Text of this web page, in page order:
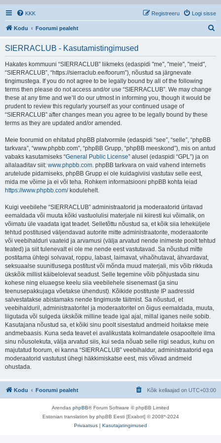
KKK Logi sisse
Registreeru
Kodu Foorumi pealeht
SIERRACLUB - Kasutamistingimused
Hakates kommuuni “SIERRACLUB” liikmeks (edaspidi "me", "meie", "meid",
“SIERRACLUB”, “https://sierraclub.ee/foorum”), nõustud sa järgnevate
tingimustega. If you do not agree to be legally bound by all of the following
terms then please do not access and/or use “SIERRACLUB”. We may change
these at any time and we’ll do our utmost in informing you, though it would be
prudent to review this regularly yourself as your continued usage of
“SIERRACLUB” after changes mean you agree to be legally bound by these
terms as they are updated and/or amended.
Meie foorumid on ehitatud phpBB platvormile (edaspidi “see”, “selle”, “phpBB
tarkvara”, “www.phpbb.com”, “phpBB Grupp, “phpBB meeskond”), mis on antud
vabaks kasutamiseks “General Public License” alusel (edaspidi “GPL”) ja on
allalaaditav siit: www.phpbb.com. phpBB tarkvara on vaid vahend internetis
arutelude pidamiseks, phpBB Grupp ei ole kuidagiviisi vastutav selle eest,
mida me võime ja ei või teha. Rohkem informatsiooni phpBB kohta leiad
https://www.phpbb.com/kodulehelt.
Kuigi veebilehe “SIERRACLUB” administraatorid ja moderaatorid üritavad
eemaldada või muuta kõiki vastuolulisi materjale nii kiiresti kui võimalik, on
võimatu üle vaadata igat teadet. Selletõttu nõustud sa, et kõik siia leheküljele
tehtud postitused väljendavad autorite mitte administraatorite, moderaatorite
või veebihalduri vaateid ja arvamusi (välja arvatud nende inimeste poolt tehtud
teated) ja siit tulenevalt ei ole me nende eest vastutavad. Sa nõustud mitte
postitama ühtegi solvavat, roppu, labast, laimavat, vihaõhutavat, ähvardavat,
seksuaalse suunitlusega postitust või mõnda muud materjali, mis võib rikkuda
ükskõik millist käibelolevat seadust. Selle tegemine võib põhjustada sinu
kohese ning eluaegse keelu siia veebilehele sisenemast (ja sinu
teenusepakkujaga võetakse ühendust). Kõikide postituste IP aadressid
salvestatakse abistamaks nende tingimuste täitmist. Sa nõustud, et
veebihalduril, administraatoritel ja moderaatoritel on õigus eemaldada, muuta,
liigutada või sulgeda ükskõik milline teade igal ajal, millal iganes neile sobib.
Kasutajana nõustud sa, et kõiki sinu poolt sisestatud andmeid hoitakse meie
andmebaasis. Kuna seda teavet ei avalikustata kolmandatele osapooltele ilma
sinu nõusolekuta, välja arvatud siis, kui seda nõuab selle riigi seadus, kuhu on
majutatud foorum, ei kanna “SIERRACLUB” veebihaldur, administraatorid ega
moderaatorid vastutust ühegi häkkimiskatse eest, mis võivad andmeid
ohustada.
Kodu Foorumi pealeht Kõik kellaajad on UTC+03:00
Arendas phpBB® Forum Software © phpBB Limited
Estonian translation by phpBB Eesti [Exabot] © 2008*-2024
Privaatsus | Kasutajatingimused